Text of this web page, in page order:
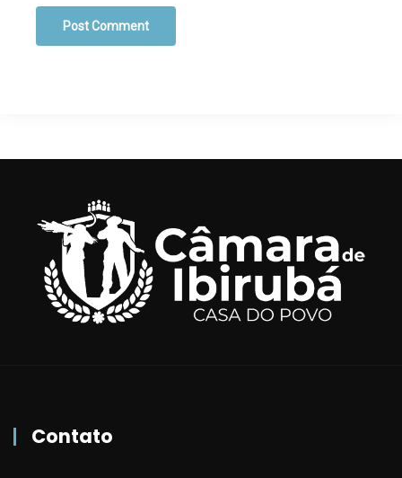
Contato